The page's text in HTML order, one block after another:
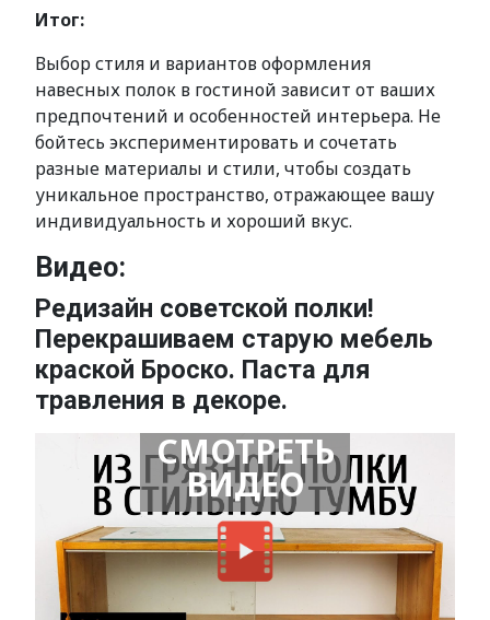
Итог:
Выбор стиля и вариантов оформления
навесных полок в гостиной зависит от ваших
предпочтений и особенностей интерьера. Не
бойтесь экспериментировать и сочетать
разные материалы и стили, чтобы создать
уникальное пространство, отражающее вашу
индивидуальность и хороший вкус.
Видео:
Редизайн советской полки!
Перекрашиваем старую мебель
краской Броско. Паста для
травления в декоре.
СМОТРЕТЬ
ВИДЕО